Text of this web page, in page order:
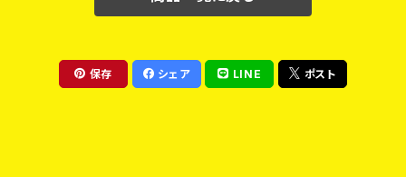
保存 シェア LINE ポスト